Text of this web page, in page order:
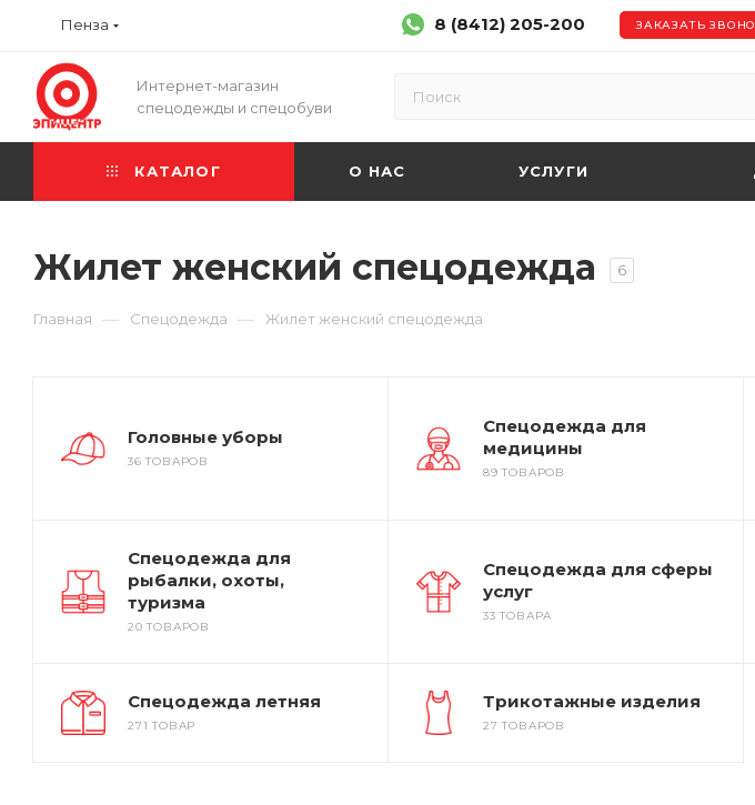
Пенза 8 (8412) 205-200 ЗАКАЗАТЬ
Интернет-магазин
спецодежды и спецобуви
КАТАЛОГ О НАС УСЛУГИ
Жилет женский спецодежда 6
Главная — Спецодежда — Жилет женский спецодежда
Головные уборы
36 ТОВАРОВ
Спецодежда для
медицины
89 ТОВАРОВ
Спецодежда для
рыбалки, охоты,
туризма
20 ТОВАРОВ
Спецодежда для сферы
услуг
33 ТОВАРА
Спецодежда летняя
271 ТОВАР
Трикотажные изделия
27 ТОВАРОВ